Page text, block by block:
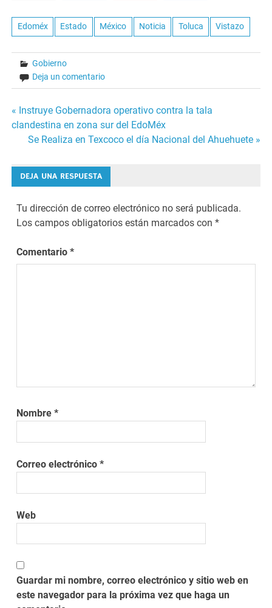
Edoméx Estado México Noticia Toluca Vistazo
Gobierno
Deja un comentario
Navegación
de
entradas
« Instruye Gobernadora operativo contra la tala
clandestina en zona sur del EdoMéx
Se Realiza en Texcoco el día Nacional del Ahuehuete »
DEJA UNA RESPUESTA
Tu dirección de correo electrónico no será publicada.
Los campos obligatorios están marcados con*
Comentario*
Nombre*
Correo electrónico*
Web
Guardar mi nombre, correo electrónico y sitio web en
este navegador para la próxima vez que haga un